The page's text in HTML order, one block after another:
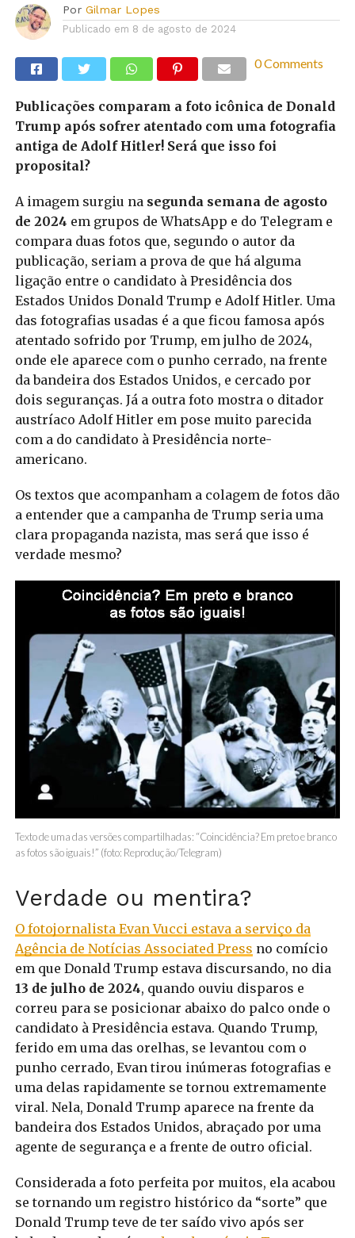
Por Gilmar Lopes
Publicado em 8 de agosto de 2024
0 Comments
Publicações comparam a foto icônica de Donald
Trump após sofrer atentado com uma fotografia
antiga de Adolf Hitler! Será que isso foi
proposital?
A imagem surgiu na segunda semana de agosto
de 2024 em grupos de WhatsApp e do Telegram e
compara duas fotos que, segundo o autor da
publicação, seriam a prova de que há alguma
ligação entre o candidato à Presidência dos
Estados Unidos Donald Trump e Adolf Hitler. Uma
das fotografias usadas é a que ficou famosa após
atentado sofrido por Trump, em julho de 2024,
onde ele aparece com o punho cerrado, na frente
da bandeira dos Estados Unidos, e cercado por
dois seguranças. Já a outra foto mostra o ditador
austríaco Adolf Hitler em pose muito parecida
com a do candidato à Presidência norte-
americano.
Os textos que acompanham a colagem de fotos dão
a entender que a campanha de Trump seria uma
clara propaganda nazista, mas será que isso é
verdade mesmo?
Texto de uma das versões compartilhadas: “Coincidência? Em preto e branco
as fotos são iguais!” (foto: Reprodução/Telegram)
Verdade ou mentira?
O fotojornalista Evan Vucci estava a serviço da
Agência de Notícias Associated Press no comício
em que Donald Trump estava discursando, no dia
13 de julho de 2024, quando ouviu disparos e
correu para se posicionar abaixo do palco onde o
candidato à Presidência estava. Quando Trump,
ferido em uma das orelhas, se levantou com o
punho cerrado, Evan tirou inúmeras fotografias e
uma delas rapidamente se tornou extremamente
viral. Nela, Donald Trump aparece na frente da
bandeira dos Estados Unidos, abraçado por uma
agente de segurança e a frente de outro oficial.
Considerada a foto perfeita por muitos, ela acabou
se tornando um registro histórico da “sorte” que
Donald Trump teve de ter saído vivo após ser